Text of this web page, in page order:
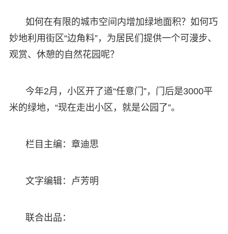
如何在有限的城市空间内增加绿地面积？如何巧
妙地利用街区“边角料”，为居民们提供一个可漫步、
观赏、休憩的自然花园呢？
今年2月，小区开了道“任意门”，门后是3000平
米的绿地，“现在走出小区，就是公园了”。
栏目主编：章迪思
文字编辑：卢芳明
联合出品：